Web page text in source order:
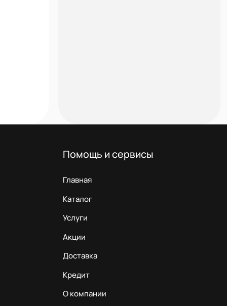
Помощь и сервисы
Главная
Каталог
Услуги
Акции
Доставка
Кредит
О компании